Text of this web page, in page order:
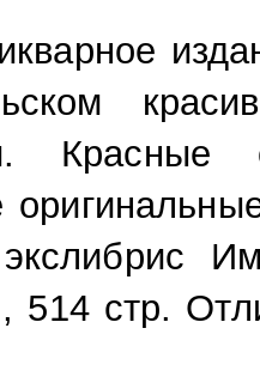
экслибрис
514 стр.